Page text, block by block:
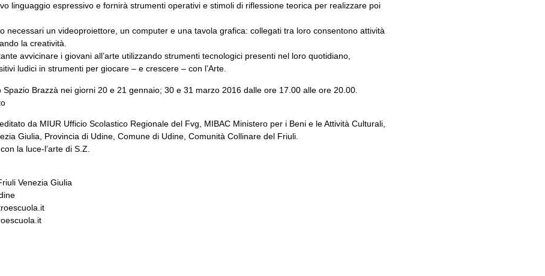
linguaggio espressivo e fornirà strumenti operativi e stimoli di riflessione teorica per realizzare poi
necessari un videoproiettore, un computer e una tavola grafica: collegati tra loro consentono attività
la creatività.
avvicinare i giovani all’arte utilizzando strumenti tecnologici presenti nel loro quotidiano,
ludici in strumenti per giocare – e crescere – con l’Arte.
Brazzà nei giorni 20 e 21 gennaio; 30 e 31 marzo 2016 dalle ore 17.00 alle ore 20.00.
da MIUR Ufficio Scolastico Regionale del Fvg, MIBAC Ministero per i Beni e le Attività Culturali,
Giulia, Provincia di Udine, Comune di Udine, Comunità Collinare del Friuli.
la luce-l’arte di S.Z.
Venezia Giulia